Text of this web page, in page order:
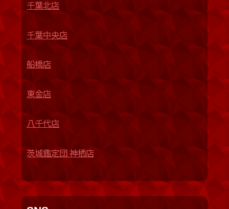
千葉北店
千葉中央店
船橋店
東金店
八千代店
茨城鑑定団 神栖店